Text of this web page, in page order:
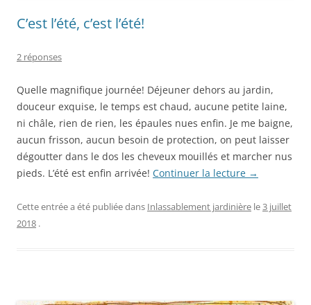
C’est l’été, c’est l’été!
2 réponses
Quelle magnifique journée! Déjeuner dehors au jardin,
douceur exquise, le temps est chaud, aucune petite laine,
ni châle, rien de rien, les épaules nues enfin. Je me baigne,
aucun frisson, aucun besoin de protection, on peut laisser
dégoutter dans le dos les cheveux mouillés et marcher nus
pieds. L’été est enfin arrivée! Continuer la lecture →
Cette entrée a été publiée dans Inlassablement jardinière le3 juillet
2018 .